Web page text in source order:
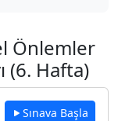
Önlemler
(6. Hafta)
Sınava Başla